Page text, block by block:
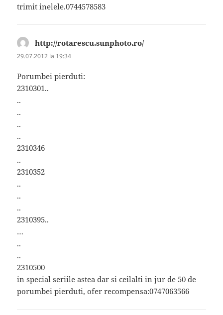
trimit inelele.0744578583
http://rotarescu.sunphoto.ro/spune:
29.07.2012 la 19:34
Porumbei pierduti:
2310301..
..
..
..
..
2310346
..
2310352
..
..
..
2310395..
…
..
..
2310500
in special seriile astea dar si ceilalti in jur de 50 de
porumbei pierduti, ofer recompensa:0747063566